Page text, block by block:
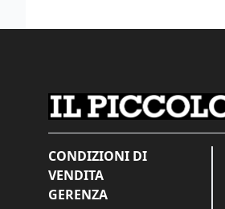
CONDIZIONI DI
VENDITA
GERENZA